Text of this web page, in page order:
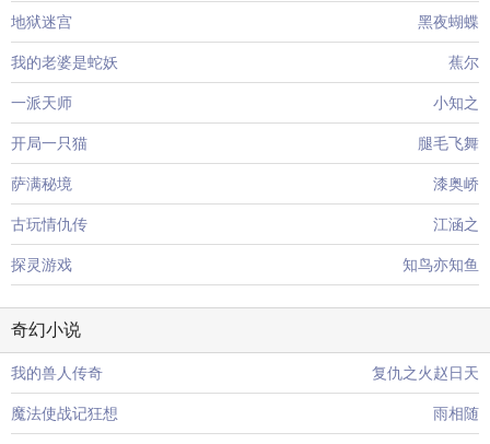
地狱迷宫 黑夜蝴蝶
我的老婆是蛇妖 蕉尔
一派天师 小知之
开局一只猫 腿毛飞舞
萨满秘境 漆奥峤
古玩情仇传 江涵之
探灵游戏 知鸟亦知鱼
奇幻小说
我的兽人传奇 复仇之火赵日天
魔法使战记狂想 雨相随